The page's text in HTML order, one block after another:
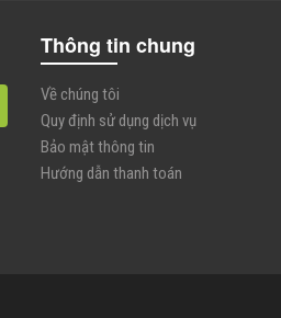
Thông tin chung
Về chúng tôi
Quy định sử dụng dịch vụ
Bảo mật thông tin
Hướng dẫn thanh toán